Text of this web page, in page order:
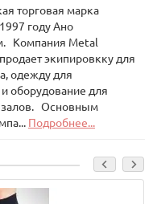
торговая марка
году Ано
Компания Metal
экипировкку для
одежду для
оборудование для
Основным
Подробнее...